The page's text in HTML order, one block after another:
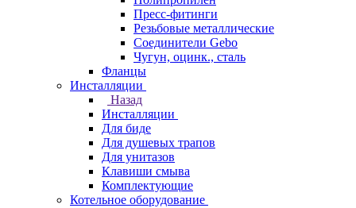
Пресс-фитинги
Резьбовые металлические
Соединители Gebo
Чугун, оцинк., сталь
Фланцы
Инсталляции
Назад
Инсталляции
Для биде
Для душевых трапов
Для унитазов
Клавиши смыва
Комплектующие
Котельное оборудование